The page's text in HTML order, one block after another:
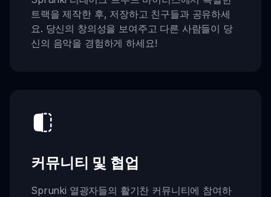
트랙을 제작한 후, 저장하고 친구들과 공유하세
요. 당신의 창의성을 보여주고 다른 사람들이 당
신의 음악을 경험하게 하세요!
커뮤니티 및 협업
Sprunki 열광자들의 활기찬 커뮤니티에 참여하